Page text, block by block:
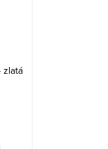
zlatá